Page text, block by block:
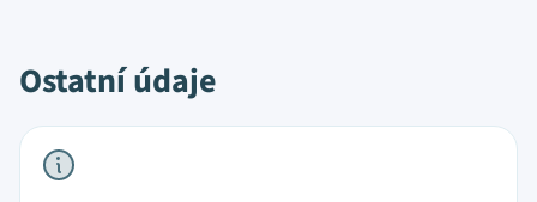
Ostatní údaje